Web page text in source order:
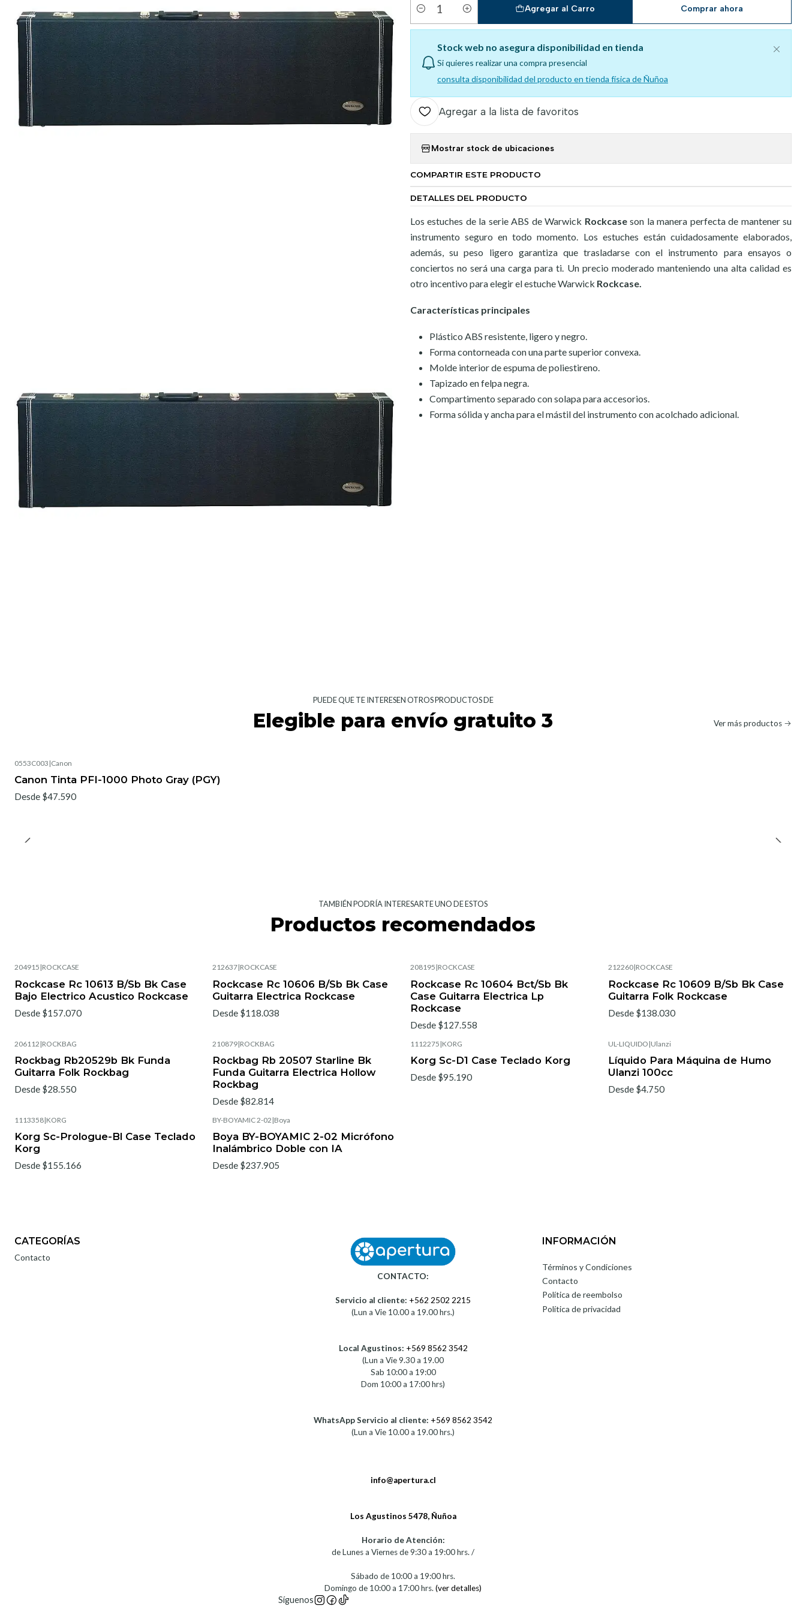
Cantidad
Agregar al Carro Comprar ahora
Stock web no asegura disponibilidad en tienda
Si quieres realizar una compra presencial
consulta disponibilidad del producto en tienda física de Ñuñoa
Agregar a la lista de favoritos
Mostrar stock de ubicaciones
COMPARTIR ESTE PRODUCTO
DETALLES DEL PRODUCTO
Los estuches de la serie ABS de Warwick Rockcaseson la manera perfecta de mantener su
instrumento seguro en todo momento. Los estuches están cuidadosamente elaborados,
además, su peso ligero garantiza que trasladarse con el instrumento para ensayos o
conciertos no será una carga para ti. Un precio moderado manteniendo una alta calidad es
otro incentivo para elegir el estuche Warwick Rockcase.
Características principales
Plástico ABS resistente, ligero y negro.
Forma contorneada con una parte superior convexa.
Molde interior de espuma de poliestireno.
Tapizado en felpa negra.
Compartimento separado con solapa para accesorios.
Forma sólida y ancha para el mástil del instrumento con acolchado adicional.
PUEDE QUE TE INTERESEN OTROS PRODUCTOS DE
Elegible para envío gratuito 3 Ver más productos
0553C003 |Canon
Canon Tinta PFI-1000 Photo Gray (PGY)
Desde $47.590
TAMBIÉN PODRÍA INTERESARTE UNO DE ESTOS
Productos recomendados
204915 |ROCKCASE
Rockcase Rc 10613 B/Sb Bk Case
Bajo Electrico Acustico Rockcase
Desde $157.070
212637|ROCKCASE
Rockcase Rc 10606 B/Sb Bk Case
Guitarra Electrica Rockcase
Desde $118.038
208195 |ROCKCASE
Rockcase Rc 10604 Bct/Sb Bk
Case Guitarra Electrica Lp
Rockcase
Desde $127.558
212260|ROCKCASE
Rockcase Rc 10609 B/Sb Bk Case
Guitarra Folk Rockcase
Desde $138.030
206112 |ROCKBAG
Rockbag Rb20529b Bk Funda
Guitarra Folk Rockbag
Desde $28.550
210879|ROCKBAG
Rockbag Rb 20507 Starline Bk
Funda Guitarra Electrica Hollow
Rockbag
Desde $82.814
1112275 |KORG
Korg Sc-D1 Case Teclado Korg
Desde $95.190
UL-LIQUIDO |Ulanzi
Líquido Para Máquina de Humo
Ulanzi 100cc
Desde $4.750
1113358|KORG
Korg Sc-Prologue-Bl Case Teclado
Korg
Desde $155.166
BY-BOYAMIC 2-02 |Boya
Boya BY-BOYAMIC 2-02 Micrófono
Inalámbrico Doble con IA
Desde $237.905
CATEGORÍAS
Contacto
CONTACTO:
Servicio al cliente: +562 2502 2215
(Lun a Vie 10.00 a 19.00 hrs.)
Local Agustinos: +569 8562 3542
(Lun a Vie 9.30 a 19.00
Sab 10:00 a 19:00
Dom 10:00 a 17:00 hrs)
WhatsApp Servicio al cliente: +569 8562 3542
(Lun a Vie 10.00 a 19.00 hrs.)
info@apertura.cl
Los Agustinos 5478, Ñuñoa
Horario de Atención:
de Lunes a Viernes de 9:30 a 19:00 hrs. /
Sábado de 10:00 a 19:00 hrs.
Domingo de 10:00 a 17:00 hrs.(ver detalles)
Síguenos
INFORMACIÓN
Términos y Condiciones
Contacto
Política de reembolso
Política de privacidad